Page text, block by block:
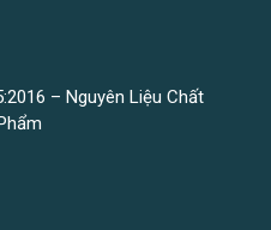
– Nguyên Liệu Chất